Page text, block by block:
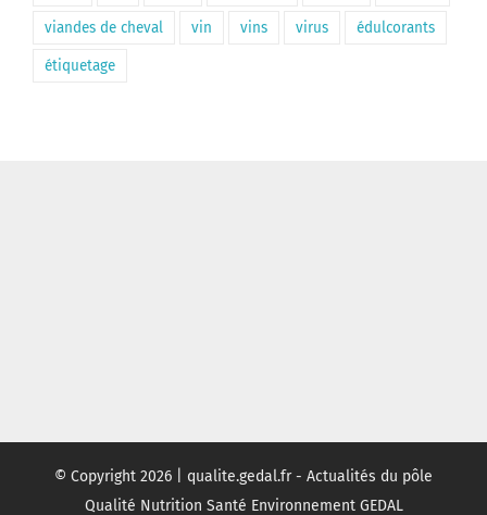
viandes de cheval vin vins virus édulcorants
étiquetage
© Copyright 2026 | qualite.gedal.fr - Actualités du pôle
Qualité Nutrition Santé Environnement GEDAL